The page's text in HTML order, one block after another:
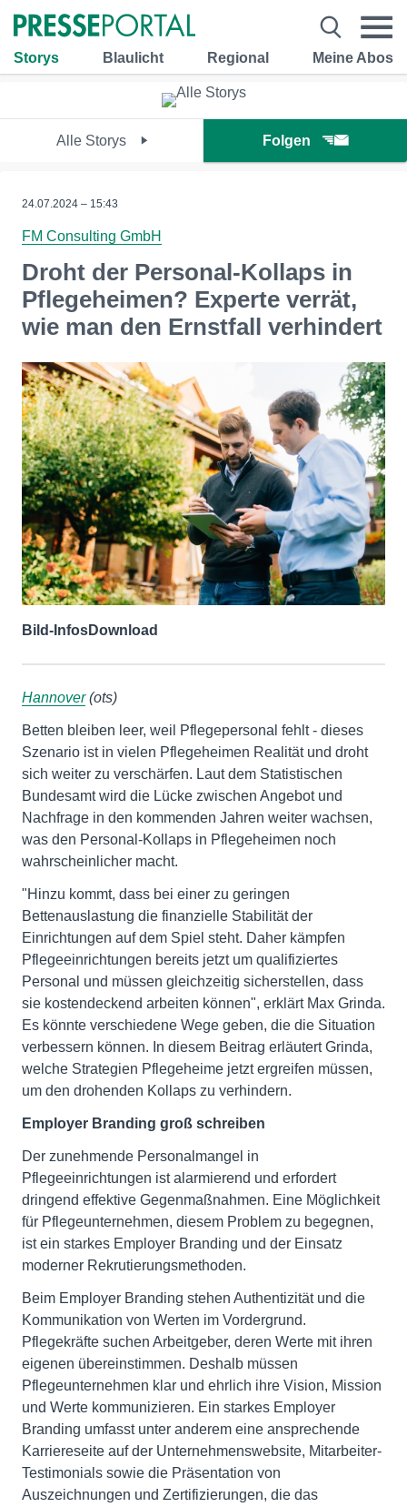
Storys Blaulicht Regional Meine Abos
Alle Storys Folgen
24.07.2024 – 15:43
FM Consulting GmbH
Droht der Personal-Kollaps in
Pflegeheimen? Experte verrät,
wie man den Ernstfall verhindert
Bild-InfosDownload
Hannover(ots)
Betten bleiben leer, weil Pflegepersonal fehlt - dieses
Szenario ist in vielen Pflegeheimen Realität und droht
sich weiter zu verschärfen. Laut dem Statistischen
Bundesamt wird die Lücke zwischen Angebot und
Nachfrage in den kommenden Jahren weiter wachsen,
was den Personal-Kollaps in Pflegeheimen noch
wahrscheinlicher macht.
"Hinzu kommt, dass bei einer zu geringen
Bettenauslastung die finanzielle Stabilität der
Einrichtungen auf dem Spiel steht. Daher kämpfen
Pflegeeinrichtungen bereits jetzt um qualifiziertes
Personal und müssen gleichzeitig sicherstellen, dass
sie kostendeckend arbeiten können", erklärt Max Grinda.
Es könnte verschiedene Wege geben, die die Situation
verbessern können. In diesem Beitrag erläutert Grinda,
welche Strategien Pflegeheime jetzt ergreifen müssen,
um den drohenden Kollaps zu verhindern.
Employer Branding groß schreiben
Der zunehmende Personalmangel in
Pflegeeinrichtungen ist alarmierend und erfordert
dringend effektive Gegenmaßnahmen. Eine Möglichkeit
für Pflegeunternehmen, diesem Problem zu begegnen,
ist ein starkes Employer Branding und der Einsatz
moderner Rekrutierungsmethoden.
Beim Employer Branding stehen Authentizität und die
Kommunikation von Werten im Vordergrund.
Pflegekräfte suchen Arbeitgeber, deren Werte mit ihren
eigenen übereinstimmen. Deshalb müssen
Pflegeunternehmen klar und ehrlich ihre Vision, Mission
und Werte kommunizieren. Ein starkes Employer
Branding umfasst unter anderem eine ansprechende
Karriereseite auf der Unternehmenswebsite, Mitarbeiter-
Testimonials sowie die Präsentation von
Auszeichnungen und Zertifizierungen, die das